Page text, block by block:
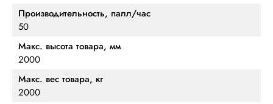
Производительность, палл/час
50
Макс. высота товара, мм
2000
Макс. вес товара, кг
2000